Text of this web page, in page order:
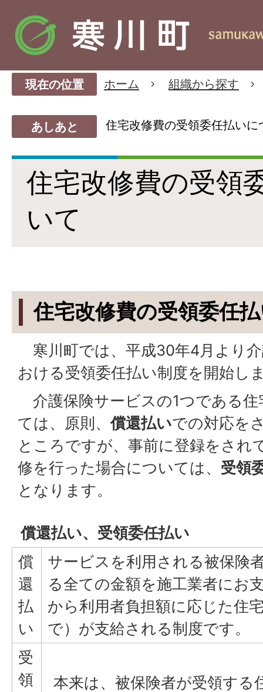
現在の位置 ホーム 組織から探す
あしあと 住宅改修費の受領委任払いに
住宅改修費の受領
いて
住宅改修費の受領委任
寒川町では、平成30年4月より
おける受領委任払い制度を開始し
介護保険サービスの1つである住
ては、原則、償還払いでの対応を
ところですが、事前に登録をされ
修を行った場合については、 受領
となります。
償還払い、受領委任払い
償
還
払
い
サービスを利用される被保険
る全ての金額を施工業者にお
から利用者負担額に応じた住
で）が支給される制度です。
受
領
本来は、被保険者が受領する